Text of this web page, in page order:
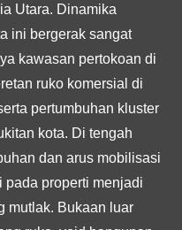
Utara. Dinamika
ini bergerak sangat
kawasan pertokoan di
ruko komersial di
pertumbuhan kluster
kota. Di tengah
dan arus mobilisasi
pada properti menjadi
mutlak. Bukaan luar